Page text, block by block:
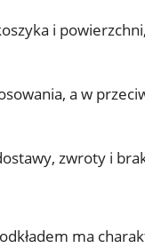
i
a w
zwroty i
ma